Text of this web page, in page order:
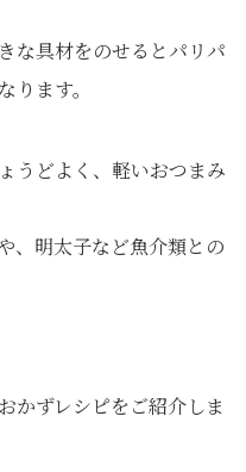
な具材をのせるとパリパ
ります。
うどよく、軽いおつまみ
、明太子など魚介類との
かずレシピをご紹介しま